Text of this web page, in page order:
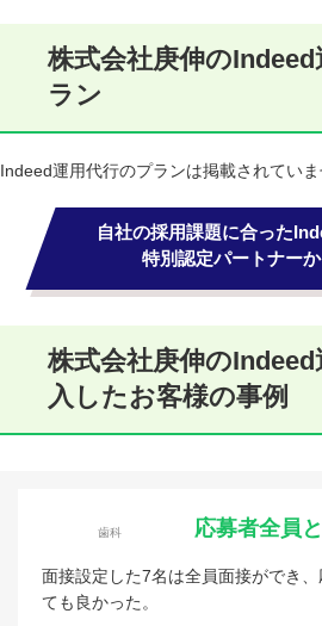
株式会社庚伸の
ラン
Indeed運用代行のプランは掲載されていま
自社の採用課題に合った
特別認定パートナー
株式会社庚伸の
入したお客様の事例
歯科 応募者全員
面接設定した7名は全員面接ができ
ても良かった。